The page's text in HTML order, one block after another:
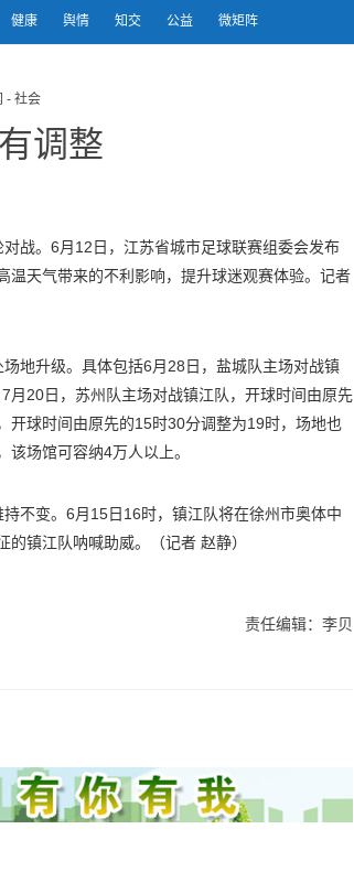
健康 舆情 知交 公益 微矩阵
- 社会
调整
战。6月12日，江苏省城市足球联赛组委会发布
温天气带来的不利影响，提升球迷观赛体验。记者
地升级。具体包括6月28日，盐城队主场对战镇
20日，苏州队主场对战镇江队，开球时间由原先
开球时间由原先的15时30分调整为19时，场地也
场馆可容纳4万人以上。
不变。6月15日16时，镇江队将在徐州市奥体中
镇江队呐喊助威。（记者 赵静）
责任编辑：李贝